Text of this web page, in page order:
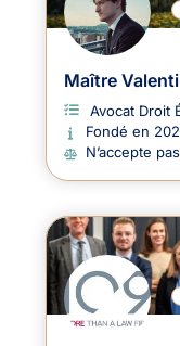
Maître
Avocat Droit
Fondé en
N’accepte